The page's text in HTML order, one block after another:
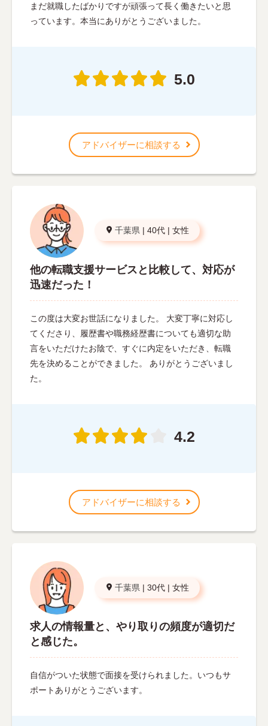
まだ就職したばかりですが頑張って長く働きたいと思
っています。本当にありがとうございました。
5.0
アドバイザーに相談する
千葉県 | 40代 | 女性
他の転職支援サービスと比較して、対応が
迅速だった！
この度は大変お世話になりました。 大変丁寧に対応し
てくださり、履歴書や職務経歴書についても適切な助
言をいただけたお陰で、すぐに内定をいただき、転職
先を決めることができました。 ありがとうございまし
た。
4.2
アドバイザーに相談する
千葉県 | 30代 | 女性
求人の情報量と、やり取りの頻度が適切だ
と感じた。
自信がついた状態で面接を受けられました。いつもサ
ポートありがとうございます。